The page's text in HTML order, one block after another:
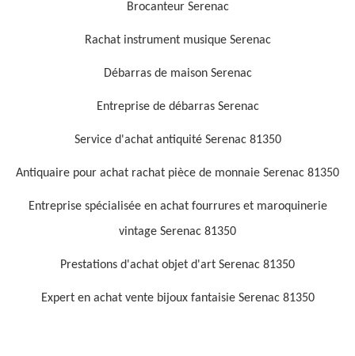
Brocanteur Serenac
Rachat instrument musique Serenac
Débarras de maison Serenac
Entreprise de débarras Serenac
Service d'achat antiquité Serenac 81350
Antiquaire pour achat rachat pièce de monnaie Serenac 81350
Entreprise spécialisée en achat fourrures et maroquinerie
vintage Serenac 81350
Prestations d'achat objet d'art Serenac 81350
Expert en achat vente bijoux fantaisie Serenac 81350